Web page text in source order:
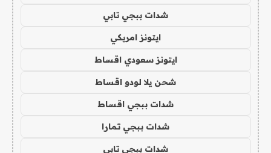
شدات ببجي تابي
ايتونز امريكي
ايتونز سعودي اقساط
شحن يلا لودو اقساط
شدات ببجي اقساط
شدات ببجي تمارا
شدات ببجي تابي